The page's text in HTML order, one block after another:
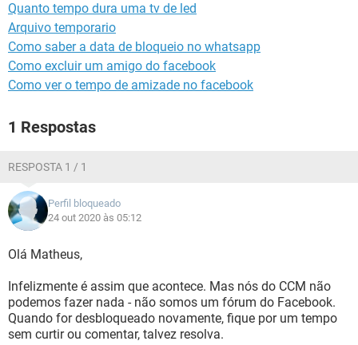
Configuração:Android / Chrome 86.0.4240.99
Quanto tempo dura uma tv de led
Arquivo temporario
Como saber a data de bloqueio no whatsapp
Como excluir um amigo do facebook
Como ver o tempo de amizade no facebook
1 Respostas
RESPOSTA 1 / 1
Perfil bloqueado
24 out 2020 às 05:12
Olá Matheus,
Infelizmente é assim que acontece. Mas nós do CCM não
podemos fazer nada - não somos um fórum do Facebook.
Quando for desbloqueado novamente, fique por um tempo
sem curtir ou comentar, talvez resolva.